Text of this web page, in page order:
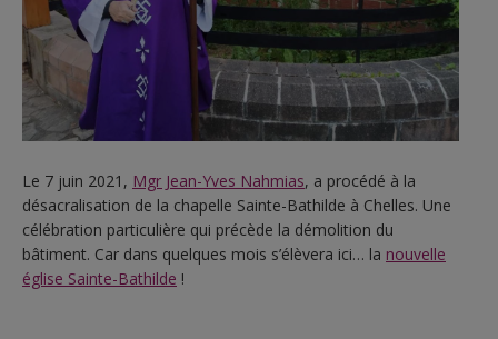
Le 7 juin 2021, Mgr Jean-Yves Nahmias, a procédé à la
désacralisation de la chapelle Sainte-Bathilde à Chelles. Une
célébration particulière qui précède la démolition du
bâtiment. Car dans quelques mois s’élèvera ici… la nouvelle
église Sainte-Bathilde !